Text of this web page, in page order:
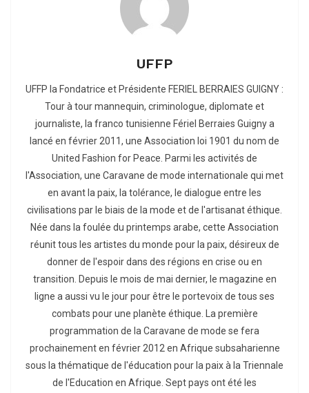
UFFP
UFFP la Fondatrice et Présidente FERIEL BERRAIES GUIGNY :
Tour à tour mannequin, criminologue, diplomate et
journaliste, la franco tunisienne Fériel Berraies Guigny a
lancé en février 2011, une Association loi 1901 du nom de
United Fashion for Peace. Parmi les activités de
l'Association, une Caravane de mode internationale qui met
en avant la paix, la tolérance, le dialogue entre les
civilisations par le biais de la mode et de l'artisanat éthique.
Née dans la foulée du printemps arabe, cette Association
réunit tous les artistes du monde pour la paix, désireux de
donner de l'espoir dans des régions en crise ou en
transition. Depuis le mois de mai dernier, le magazine en
ligne a aussi vu le jour pour être le portevoix de tous ses
combats pour une planète éthique. La première
programmation de la Caravane de mode se fera
prochainement en février 2012 en Afrique subsaharienne
sous la thématique de l'éducation pour la paix à la Triennale
de l'Education en Afrique. Sept pays ont été les